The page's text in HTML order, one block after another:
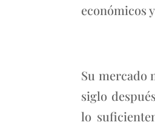
económicos
Su mercado
siglo
lo